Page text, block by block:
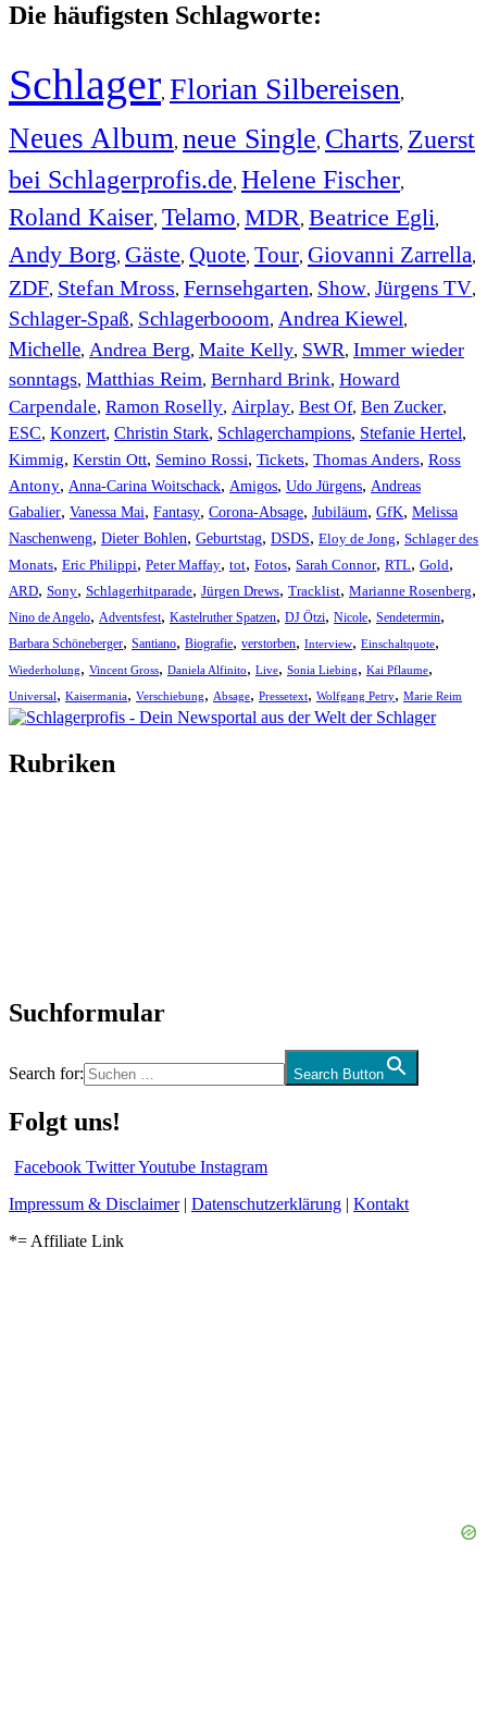
Die häufigsten Schlagworte:
Schlager, Florian Silbereisen,
Neues Album, neue Single, Charts, Zuerst
bei Schlagerprofis.de, Helene Fischer,
Roland Kaiser, Telamo, MDR, Beatrice Egli,
Andy Borg, Gäste, Quote, Tour, Giovanni Zarrella,
ZDF, Stefan Mross, Fernsehgarten, Show, Jürgens TV,
Schlager-Spaß, Schlagerbooom, Andrea Kiewel,
Michelle, Andrea Berg, Maite Kelly, SWR, Immer wieder
sonntags, Matthias Reim, Bernhard Brink, Howard
Carpendale, Ramon Roselly, Airplay, Best Of, Ben Zucker,
ESC, Konzert, Christin Stark, Schlagerchampions, Stefanie Hertel,
Kimmig, Kerstin Ott, Semino Rossi, Tickets, Thomas Anders, Ross
Antony, Anna-Carina Woitschack, Amigos, Udo Jürgens, Andreas
Gabalier, Vanessa Mai, Fantasy, Corona-Absage, Jubiläum, GfK, Melissa
Naschenweng, Dieter Bohlen, Geburtstag, DSDS, Eloy de Jong, Schlager des
Monats, Eric Philippi, Peter Maffay, tot, Fotos, Sarah Connor, RTL, Gold,
ARD, Sony, Schlagerhitparade, Jürgen Drews, Tracklist, Marianne Rosenberg,
Nino de Angelo, Adventsfest, Kastelruther Spatzen, DJ Ötzi, Nicole, Sendetermin,
Barbara Schöneberger, Santiano, Biografie, verstorben, Interview, Einschaltquote,
Wiederholung, Vincent Gross, Daniela Alfinito, Live, Sonia Liebing, Kai Pflaume,
Universal, Kaisermania, Verschiebung, Absage, Pressetext, Wolfgang Petry, Marie Reim
Rubriken
Suchformular
Search for: Search Button
Folgt uns!
Facebook TwitterYoutube Instagram
Impressum & Disclaimer| Datenschutzerklärung | Kontakt
*= Affiliate Link